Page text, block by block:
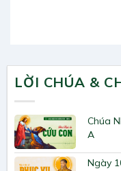
LỜI CHÚA &
Chúa
A
Ngày